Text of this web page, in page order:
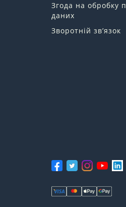
Згода на обробку
даних
Зворотній зв’язок